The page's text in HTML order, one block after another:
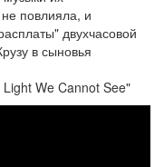
повлияла, и
двухчасовой
в сыновья
Light We Cannot See"